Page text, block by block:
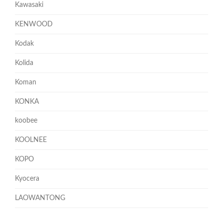
Kawasaki
KENWOOD
Kodak
Kolida
Koman
KONKA
koobee
KOOLNEE
KOPO
Kyocera
LAOWANTONG